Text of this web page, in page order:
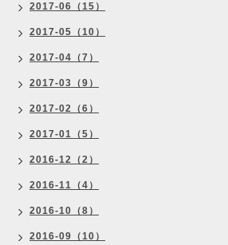
2017-06（15）
2017-05（10）
2017-04（7）
2017-03（9）
2017-02（6）
2017-01（5）
2016-12（2）
2016-11（4）
2016-10（8）
2016-09（10）